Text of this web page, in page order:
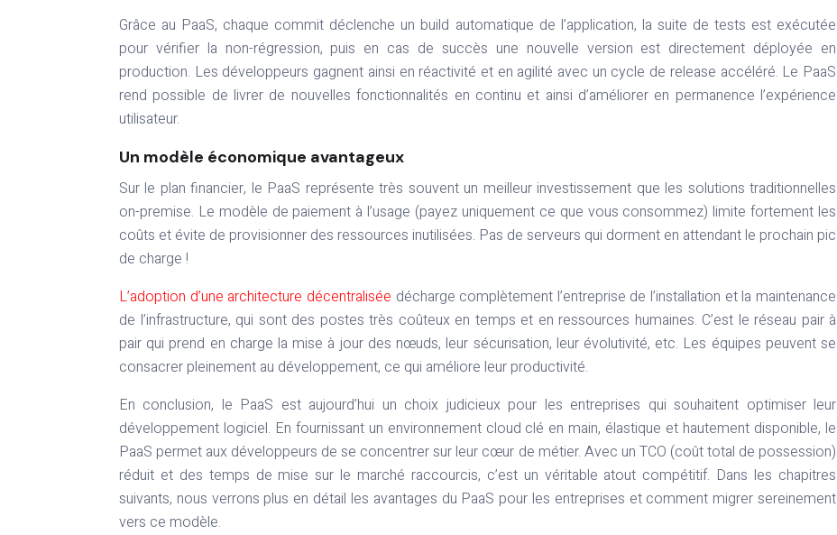
Grâce au PaaS, chaque commit déclenche un build automatique de l’application, la suite de tests est exécutée
pour vérifier la non-régression, puis en cas de succès une nouvelle version est directement déployée en
production. Les développeurs gagnent ainsi en réactivité et en agilité avec un cycle de release accéléré. Le PaaS
rend possible de livrer de nouvelles fonctionnalités en continu et ainsi d’améliorer en permanence l’expérience
utilisateur.
Un modèle économique avantageux
Sur le plan financier, le PaaS représente très souvent un meilleur investissement que les solutions traditionnelles
on-premise. Le modèle de paiement à l’usage (payez uniquement ce que vous consommez) limite fortement les
coûts et évite de provisionner des ressources inutilisées. Pas de serveurs qui dorment en attendant le prochain pic
de charge !
L’adoption d’une architecture décentralisée décharge complètement l’entreprise de l’installation et la maintenance
de l’infrastructure, qui sont des postes très coûteux en temps et en ressources humaines. C’est le réseau pair à
pair qui prend en charge la mise à jour des nœuds, leur sécurisation, leur évolutivité, etc. Les équipes peuvent se
consacrer pleinement au développement, ce qui améliore leur productivité.
En conclusion, le PaaS est aujourd’hui un choix judicieux pour les entreprises qui souhaitent optimiser leur
développement logiciel. En fournissant un environnement cloud clé en main, élastique et hautement disponible, le
PaaS permet aux développeurs de se concentrer sur leur cœur de métier. Avec un TCO (coût total de possession)
réduit et des temps de mise sur le marché raccourcis, c’est un véritable atout compétitif. Dans les chapitres
suivants, nous verrons plus en détail les avantages du PaaS pour les entreprises et comment migrer sereinement
vers ce modèle.